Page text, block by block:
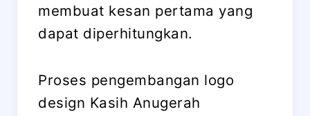
membuat kesan pertama yang
dapat diperhitungkan.
Proses pengembangan logo
design Kasih Anugerah